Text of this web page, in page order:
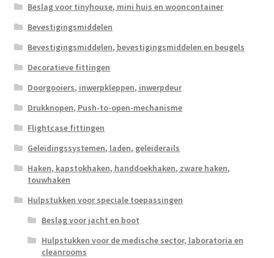
Beslag voor tinyhouse, mini huis en wooncontainer
Bevestigingsmiddelen
Bevestigingsmiddelen, bevestigingsmiddelen en beugels
Decoratieve fittingen
Doorgooiers, inwerpkleppen, inwerpdeur
Drukknopen, Push-to-open-mechanisme
Flightcase fittingen
Geleidingssystemen, laden, geleiderails
Haken, kapstokhaken, handdoekhaken, zware haken,
touwhaken
Hulpstukken voor speciale toepassingen
Beslag voor jacht en boot
Hulpstukken voor de medische sector, laboratoria en
cleanrooms